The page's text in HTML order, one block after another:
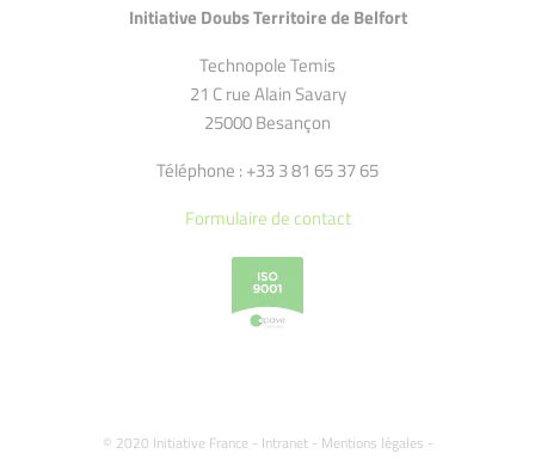
Initiative Doubs Territoire de Belfort
Technopole Temis
21 C rue Alain Savary
25000 Besançon
Téléphone : +33 3 81 65 37 65
Formulaire de contact
© 2020 Initiative France - Intranet- Mentions légales -